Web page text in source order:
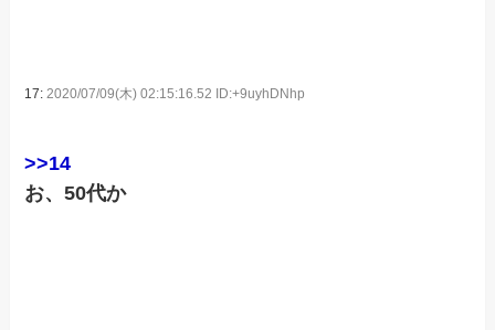
17:2020/07/09(木) 02:15:16.52 ID:+9uyhDNhp
>>14
お、50代か